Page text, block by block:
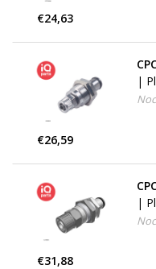
€24,63
|
€26,59
|
€31,88